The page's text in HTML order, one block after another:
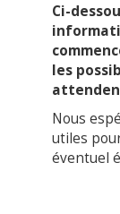
Ci-
les
Nous
utiles
éventuel